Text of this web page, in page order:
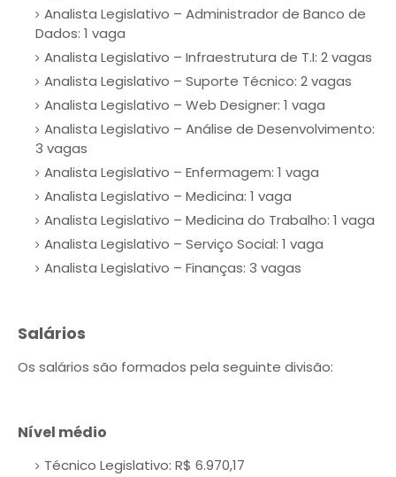
Analista Legislativo – Administrador de Banco de
Dados: 1 vaga
Analista Legislativo – Infraestrutura de T.I: 2 vagas
Analista Legislativo – Suporte Técnico: 2 vagas
Analista Legislativo – Web Designer: 1 vaga
Analista Legislativo – Análise de Desenvolvimento:
3 vagas
Analista Legislativo – Enfermagem: 1 vaga
Analista Legislativo – Medicina: 1 vaga
Analista Legislativo – Medicina do Trabalho: 1 vaga
Analista Legislativo – Serviço Social: 1 vaga
Analista Legislativo – Finanças: 3 vagas
Salários
Os salários são formados pela seguinte divisão:
Nível médio
Técnico Legislativo: R$ 6.970,17